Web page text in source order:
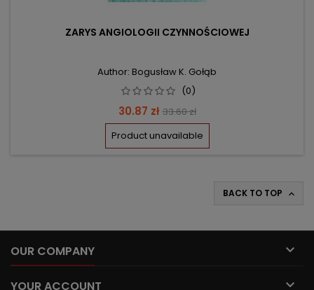
ZARYS ANGIOLOGII CZYNNOŚCIOWEJ
Author: Bogusław K. Gołąb
(0)
Price
30.87 zł Regular
price
33.60 zł
Product unavailable
BACK TO TOP 
OUR COMPANY 
YOUR ACCOUNT 